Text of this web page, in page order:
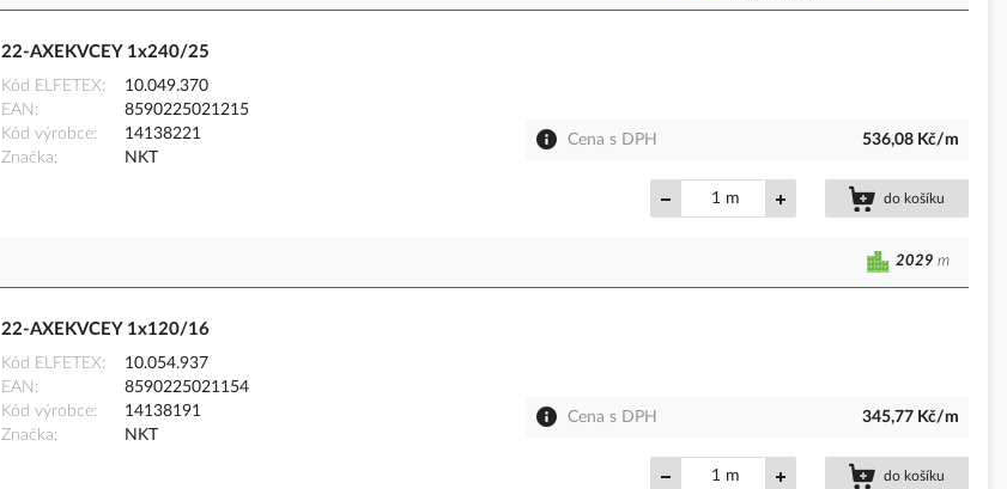
22-AXEKVCEY 1x240/25
Kód ELFETEX
10.049.370
EAN
8590225021215
Kód výrobce
14138221
Značka
NKT
Cena s DPH 536,08 Kč/m
m do košíku
2029 m
22-AXEKVCEY 1x120/16
Kód ELFETEX
10.054.937
EAN
8590225021154
Kód výrobce
14138191
Značka
NKT
Cena s DPH 345,77 Kč/m
m do košíku